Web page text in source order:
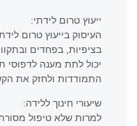
ייעוץ טרום לידתי:
העיסוק בייעוץ טרום
בציפיות, בפחדים
יכול לתת מענה
התמודדות ולחזק את
שיעורי חינוך ללידה:
למרות שלא טיפול